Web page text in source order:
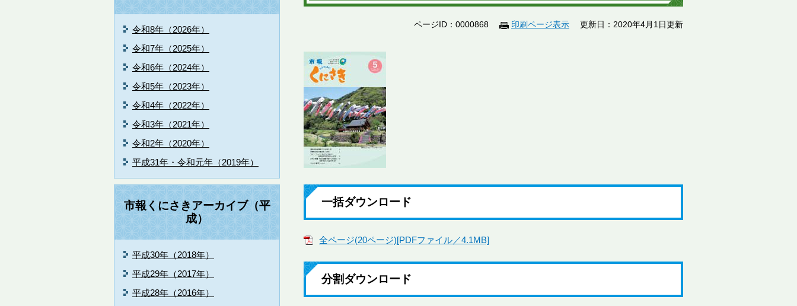
ページID：0000868 印刷ページ表示 更新日：2020年4月1日更新
一括ダウンロード
全ページ(20ページ)[PDFファイル／4.1MB]
分割ダウンロード
令和8年（2026年）
令和7年（2025年）
令和6年（2024年）
令和5年（2023年）
令和4年（2022年）
令和3年（2021年）
令和2年（2020年）
平成31年・令和元年（2019年）
市報くにさきアーカイブ（平
成）
平成30年（2018年）
平成29年（2017年）
平成28年（2016年）